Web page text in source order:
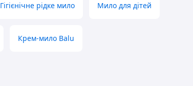
Гігієнічне рідке мило Мило для дітей
Крем-мило Balu